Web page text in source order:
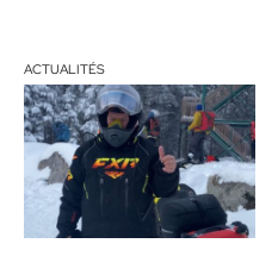
ACTUALITÉS